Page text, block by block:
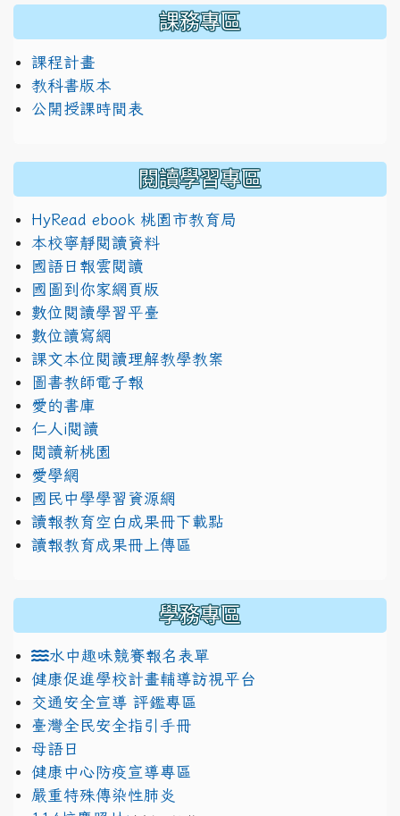
課務專區
課程計畫
教科書版本
公開授課時間表
閱讀學習專區
HyRead ebook 桃園市教育局
本校寧靜閱讀資料
國語日報雲閱讀
國圖到你家網頁版
數位閱讀學習平臺
數位讀寫網
課文本位閱讀理解教學教案
圖書教師電子報
愛的書庫
仁人i閱讀
閱讀新桃園
愛學網
國民中學學習資源網
讀報教育空白成果冊下載點
讀報教育成果冊上傳區
學務專區
水中趣味競賽報名表單
健康促進學校計畫輔導訪視平台
交通安全宣導 評鑑專區
臺灣全民安全指引手冊
母語日
健康中心防疫宣導專區
嚴重特殊傳染性肺炎